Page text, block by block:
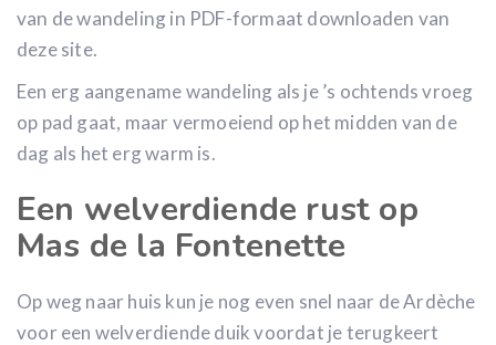
van de wandeling in PDF-formaat downloaden van
deze site.
Een erg aangename wandeling als je ’s ochtends vroeg
op pad gaat, maar vermoeiend op het midden van de
dag als het erg warm is.
Een welverdiende rust op
Mas de la Fontenette
Op weg naar huis kun je nog even snel naar de Ardèche
voor een welverdiende duik voordat je terugkeert